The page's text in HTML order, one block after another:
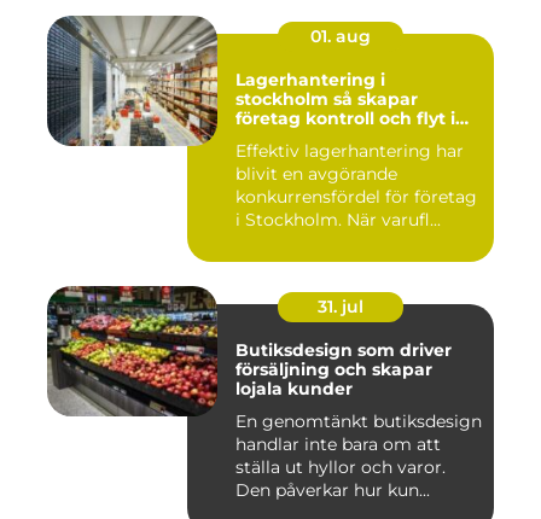
01. aug
Lagerhantering i
stockholm så skapar
företag kontroll och flyt i
Effektiv lagerhantering har
blivit en avgörande
konkurrensfördel för företag
i Stockholm. När varufl...
31. jul
Butiksdesign som driver
försäljning och skapar
lojala kunder
En genomtänkt butiksdesign
handlar inte bara om att
ställa ut hyllor och varor.
Den påverkar hur kun...